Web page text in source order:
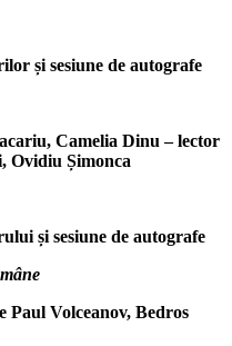
și sesiune de autografe
Camelia Dinu – lector
Ovidiu Șimonca
și sesiune de autografe
Paul Volceanov, Bedros